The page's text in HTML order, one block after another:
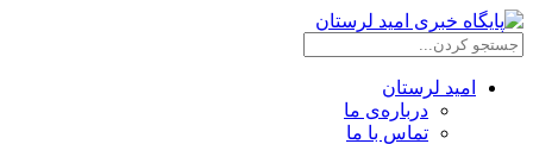
امید لرستان
درباره‌ی ما
تماس با ما